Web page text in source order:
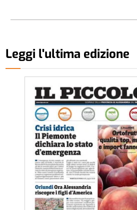
Leggi l'ultima edizione